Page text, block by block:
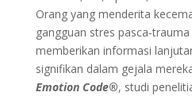
Orang yang menderita
gangguan stres pasca-
memberikan informasi
signifikan dalam gejala
Emotion Code®, studi